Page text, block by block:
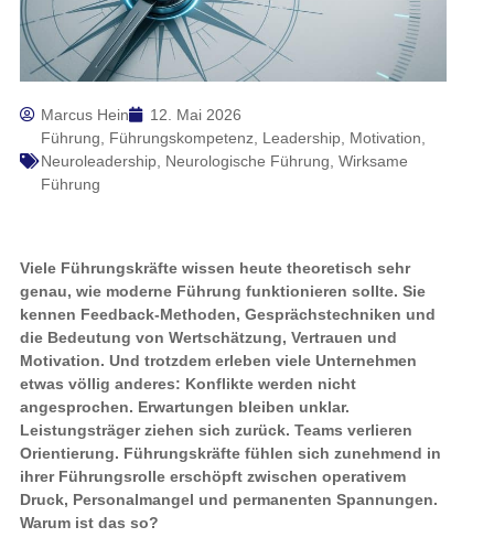
Marcus Hein
12. Mai 2026
Führung
Führungskompetenz, Leadership, Motivation
Neuroleadership, Neurologische Führung Wirksame
Führung
Viele Führungskräfte wissen heute theoretisch sehr
genau, wie moderne Führung funktionieren sollte. Sie
kennen Feedback-Methoden, Gesprächstechniken und
die Bedeutung von Wertschätzung, Vertrauen und
Motivation. Und trotzdem erleben viele Unternehmen
etwas völlig anderes: Konflikte werden nicht
angesprochen. Erwartungen bleiben unklar.
Leistungsträger ziehen sich zurück. Teams verlieren
Orientierung. Führungskräfte fühlen sich zunehmend in
ihrer Führungsrolle erschöpft zwischen operativem
Druck, Personalmangel und permanenten Spannungen.
Warum ist das so?